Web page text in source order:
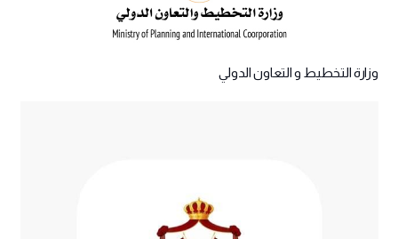
وزارة التخطيط و التعاون الدولي